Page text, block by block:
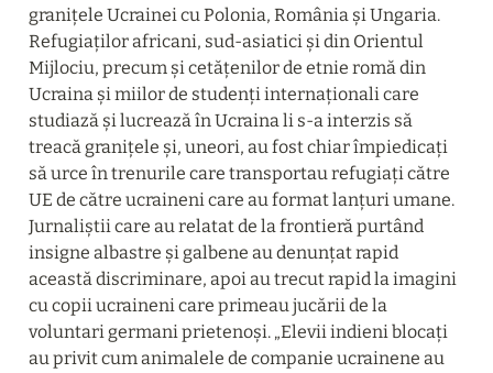
granițele Ucrainei cu Polonia, România și Ungaria.
Refugiaților africani, sud-asiatici și din Orientul
Mijlociu, precum și cetățenilor de etnie romă din
Ucraina și miilor de studenți internaționali care
studiază și lucrează în Ucraina li s-a interzis să
treacă granițele și, uneori, au fost chiar împiedicați
să urce în trenurile care transportau refugiați către
UE de către ucraineni care au format lanțuri umane.
Jurnaliștii care au relatat de la frontieră purtând
insigne albastre și galbene au denunțat rapid
această discriminare, apoi au trecut rapid la imagini
cu copii ucraineni care primeau jucării de la
voluntari germani prietenoși. „Elevii indieni blocați
au privit cum animalele de companie ucrainene au